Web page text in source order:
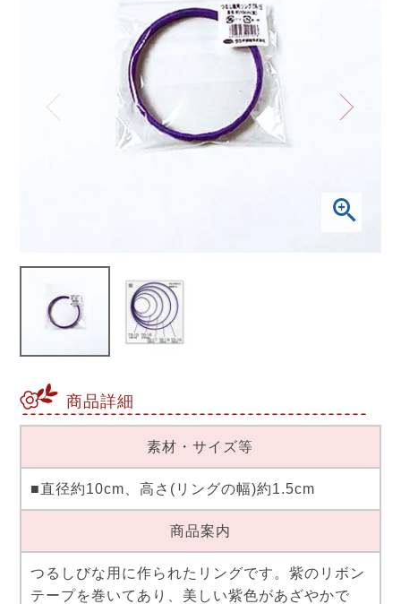
商品詳細
素材・サイズ等
■直径約10cm、高さ(リングの幅)約1.5cm
商品案内
つるしびな用に作られたリングです。紫のリボン
テープを巻いてあり、美しい紫色があざやかで